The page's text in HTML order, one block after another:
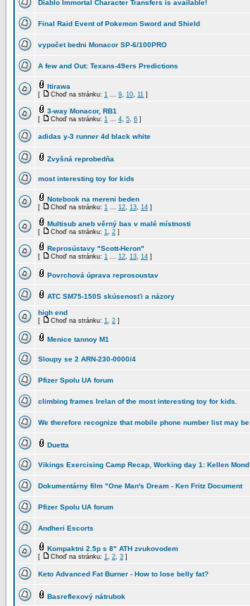
Diablo Immortal Character Transfers is available!
Final Raid Event of Pokemon Sword and Shield
vypočet bedni Monacor SP-6/100PRO
A few and Out: Texans-49ers Predictions
Itirawa
[ Choď na stránku: 1 ... 9, 10, 11 ]
3-way Monacor, RB1
[ Choď na stránku: 1 ... 4, 5, 6 ]
adidas y-3 runner 4d black white
Zvyšná reprobedňa
most interesting toy for kids
Notebook na mereni beden
[ Choď na stránku: 1 ... 12, 13, 14 ]
Multisub aneb věrný bas v malé místnosti
[ Choď na stránku: 1, 2 ]
Reprosústavy "Scott-Heron"
[ Choď na stránku: 1 ... 12, 13, 14 ]
Povrchová úprava reprosoustav
ATC SM75-150S skúsenosťi a názory
high end
[ Choď na stránku: 1, 2 ]
Menice tannoy M1
Sloupy se 2 ARN-230-0000/4
Pfizer Spolu UA forum
climbing frames Irelan of the most interesting toy for kids.
We therefore recognize that mobile phone number list may be
Duetta
Vikings Exercising Camp Recap, Working day 1: Kellen Mond
Dokumentárny film "One Man's Dream - Ken Fritz Document
Pfizer Spolu UA forum
Andheri Escorts
Kompaktni 2.5p s 8" ATH zvukovodem
[ Choď na stránku: 1, 2, 3 ]
Keto Advanced Fat Burner - How to lose belly fat?
Basreflexový nátrubok